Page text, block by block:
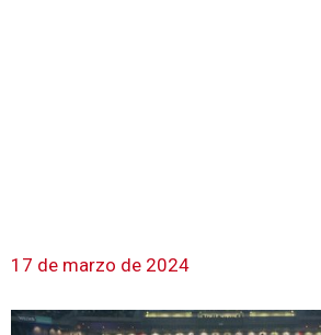
17 de marzo de 2024